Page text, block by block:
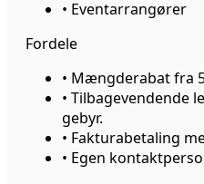
• Eventarrangører
Fordele
• Mængderabat fra
• Tilbagevendende
gebyr.
• Fakturabetaling
• Egen